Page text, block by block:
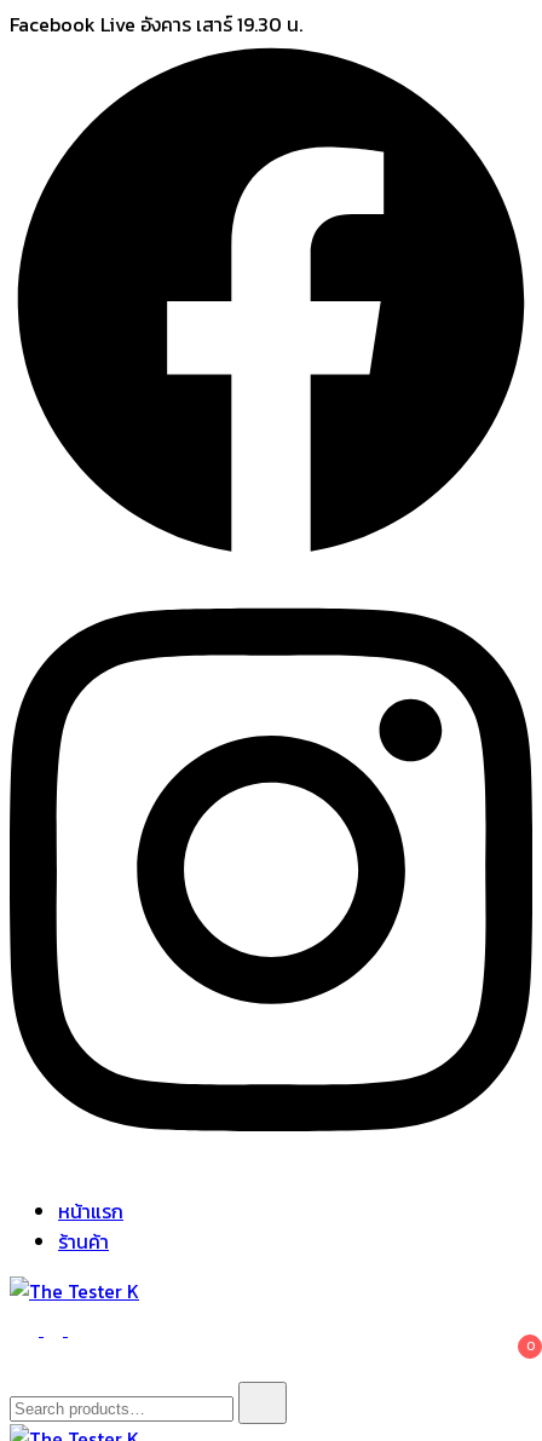
Skip
Facebook Live อังคาร เสาร์ 19.30 น.
หน้าแรก
ร้านค้า
The Tester K
Korean cosmetics 0
Search
for: